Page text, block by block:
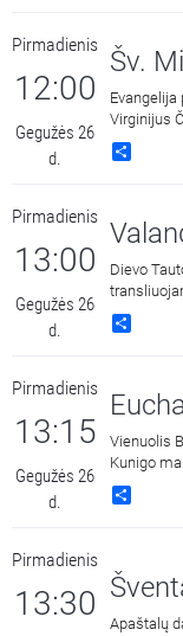
Pirmadienis
12:00
Gegužės 26
d.
Šv.
Evangelija
Virginijus
Mergelės
Pirmadienis
13:00
Gegužės 26
d.
Dievo
Pirmadienis
13:15
Gegužės 26
d.
Vienuolis
Pirmadienis
13:30
Apaštalų